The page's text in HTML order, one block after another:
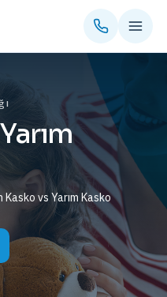
Kasko vs Yarım Kasko